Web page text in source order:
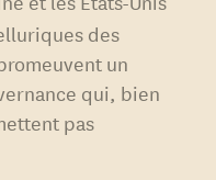
des
un
qui, bien
pas